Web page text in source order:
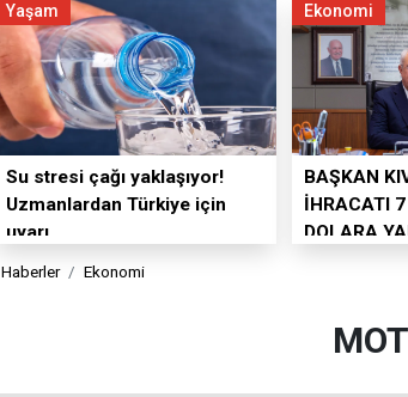
Yaşam
Su stresi çağı yaklaşıyor!
Uzmanlardan Türkiye için
uyarı
Ekonomi
BAŞKAN
İHRACATI
DOLARA
Haberler Ekonomi